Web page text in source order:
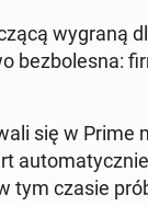
wygraną
bez­bo­le­sna:
się w Prime
tym czasie